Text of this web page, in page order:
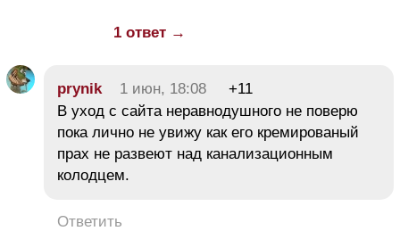
1 ответ →
prynik 1 июн, 18:08
+11
В уход с сайта неравнодушного не поверю
пока лично не увижу как его кремированый
прах не развеют над канализационным
колодцем.
Ответить